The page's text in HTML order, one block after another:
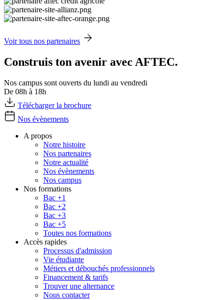
Voir tous nos partenaires
Construis ton avenir avec AFTEC.
Nos campus sont ouverts du lundi au vendredi
De 08h à 18h
Télécharger la brochure
Nos évènements
A propos
Notre histoire
Nos partenaires
Notre actualité
Nos évènements
Nos campus
Nos formations
Bac +1
Bac +2
Bac +3
Bac +5
Toutes nos formations
Accès rapides
Processus d'admission
Vie étudiante
Métiers et débouchés professionnels
Financement & tarifs
Trouver une alternance
Nous contacter